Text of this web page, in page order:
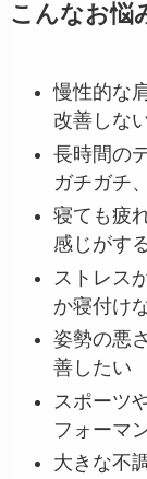
こんなお悩
慢性的な
改善しな
長時間の
ガチガチ
寝ても疲
感じがす
ストレス
か寝付け
姿勢の悪
善したい
スポーツ
フォーマ
大きな不